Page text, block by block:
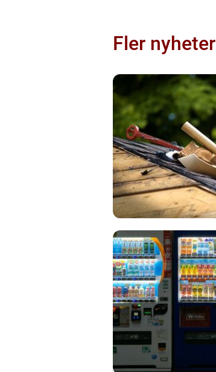
Fler nyheter